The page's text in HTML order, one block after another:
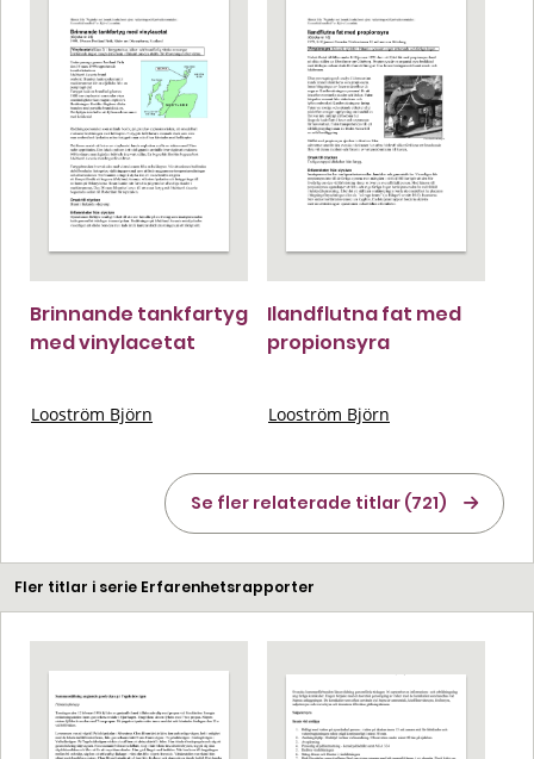
Brinnande tankfartyg
med vinylacetat
Looström Björn
Ilandflutna fat med
propionsyra
Looström Björn
Se fler relaterade titlar (721)
Fler titlar i serie Erfarenhetsrapporter